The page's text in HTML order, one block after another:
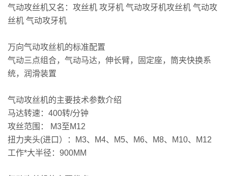
气动攻丝机又名：攻丝机 攻牙机 气动攻牙机攻丝机 气动攻
丝机 气动攻牙机
万向气动攻丝机的标准配置
气动三点组合，气动马达，伸长臂，固定座，筒夹快换系
统，润滑装置
气动攻丝机的主要技术参数介绍
马达转速：400转/分钟
攻丝范围： M3至M12
扭力夹头(进口）：M3、M4、M5、M6、M8、M10、M12
工作*大半径：900MM